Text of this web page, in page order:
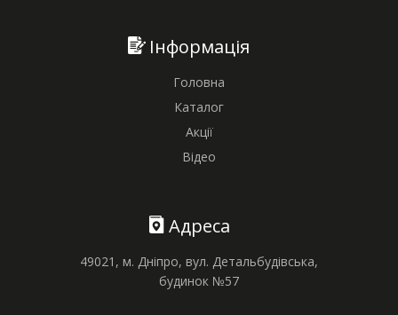
Інформація
Головна
Каталог
Акції
Відео
Адреса
49021, м. Дніпро, вул. Детальбудівська,
будинок №57